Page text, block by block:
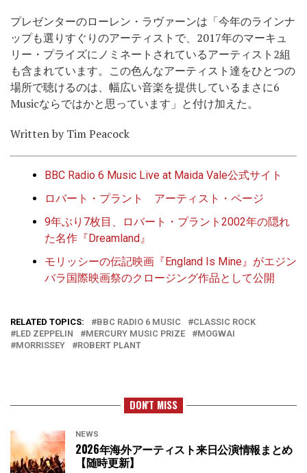
プレゼンターのローレン・ラヴァーンは「今年のラインナ
ップも選りすぐりのアーティストで、2017年のマーキュ
リー・プライズにノミネートされているアーティスト2組
も含まれています。この色んなアーティスト達をひとつの
場所で聴けるのは、幅広い音楽を提供しているまさに6
Musicならではかと思っています」と付け加えた。
Written by Tim Peacock
BBC Radio 6 Music Live at Maida Vale公式サイト
ロバート・プラント アーティスト・ページ
9年ぶり7枚目、ロバート・プラント2002年の隠れ
た名作『Dreamland』
モリッシーの伝記映画『England Is Mine』がエジン
バラ国際映画祭のクロージング作品として公開
RELATED TOPICS: BBC RADIO 6 MUSIC
CLASSIC ROCK
LED ZEPPELIN
MERCURY MUSIC PRIZE
MOGWAI
MORRISSEY
ROBERT PLANT
DON'T MISS
NEWS
2026年海外アーティスト来日公演情報まとめ
【随時更新】